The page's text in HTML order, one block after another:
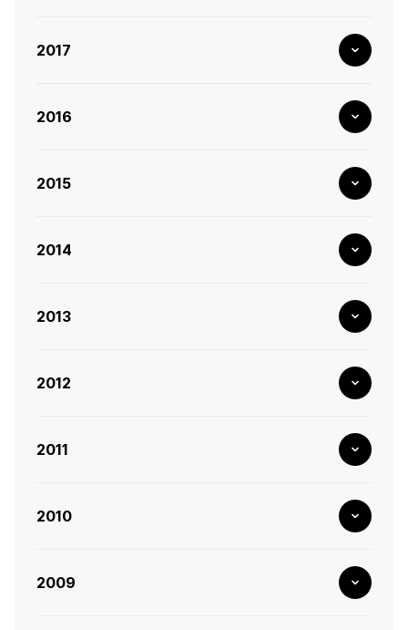
2017
2016
2015
2014
2013
2012
2011
2010
2009